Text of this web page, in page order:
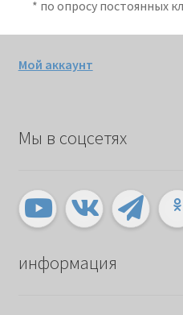
* по опросу постоянных
Мой аккаунт
Мы в соцсетях
информация